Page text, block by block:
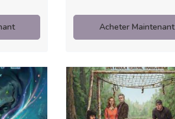
Acheter Maintenant